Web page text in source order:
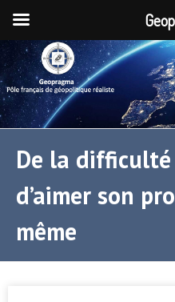
De la
d’aimer son
même